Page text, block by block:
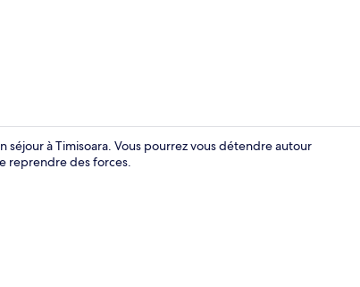
à Timisoara. Vous pourrez vous détendre autour
reprendre des forces.